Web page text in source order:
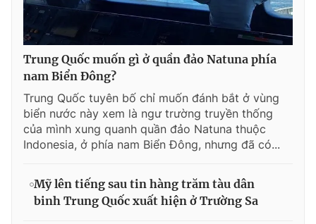
Trung Quốc muốn gì ở quần đảo Natuna phía
nam Biển Đông?
Trung Quốc tuyên bố chỉ muốn đánh bắt ở vùng
biển nước này xem là ngư trường truyền thống
của mình xung quanh quần đảo Natuna thuộc
Indonesia, ở phía nam Biển Đông, nhưng đã có...
Mỹ lên tiếng sau tin hàng trăm tàu dân
binh Trung Quốc xuất hiện ở Trường Sa